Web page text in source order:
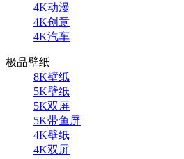
4K动漫
4K创意
4K汽车
极品壁纸
8K壁纸
5K壁纸
5K双屏
5K带鱼屏
4K壁纸
4K双屏